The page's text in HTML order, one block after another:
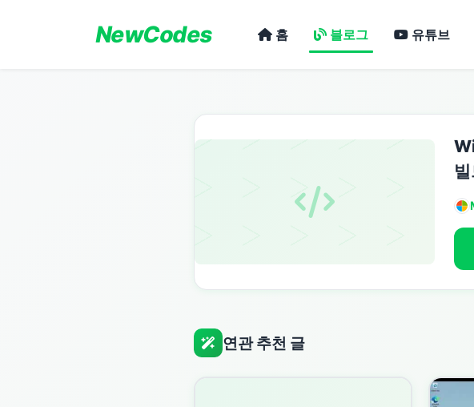
NewCodes 홈 블로그 유튜브
연관 추천 글